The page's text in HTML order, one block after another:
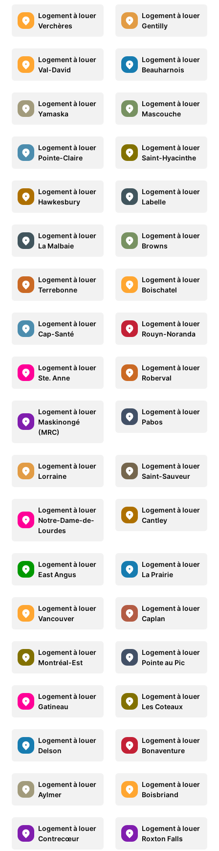
Logement à louer
Verchères
Logement à louer
Gentilly
Logement à louer
Val-David
Logement à louer
Beauharnois
Logement à louer
Yamaska
Logement à louer
Mascouche
Logement à louer
Pointe-Claire
Logement à louer
Saint-Hyacinthe
Logement à louer
Hawkesbury
Logement à louer
Labelle
Logement à louer
La Malbaie
Logement à louer
Browns
Logement à louer
Terrebonne
Logement à louer
Boischatel
Logement à louer
Cap-Santé
Logement à louer
Rouyn-Noranda
Logement à louer
Ste. Anne
Logement à louer
Roberval
Logement à louer
Maskinongé
(MRC)
Logement à louer
Pabos
Logement à louer
Lorraine
Logement à louer
Saint-Sauveur
Logement à louer
Notre-Dame-de-
Lourdes
Logement à louer
Cantley
Logement à louer
East Angus
Logement à louer
La Prairie
Logement à louer
Vancouver
Logement à louer
Caplan
Logement à louer
Montréal-Est
Logement à louer
Pointe au Pic
Logement à louer
Gatineau
Logement à louer
Les Coteaux
Logement à louer
Delson
Logement à louer
Bonaventure
Logement à louer
Aylmer
Logement à louer
Boisbriand
Logement à louer
Contrecœur
Logement à louer
Roxton Falls